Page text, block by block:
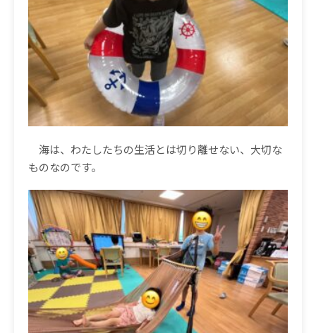
海は、わたしたちの生活とは切り離せない、大切な
ものなのです。